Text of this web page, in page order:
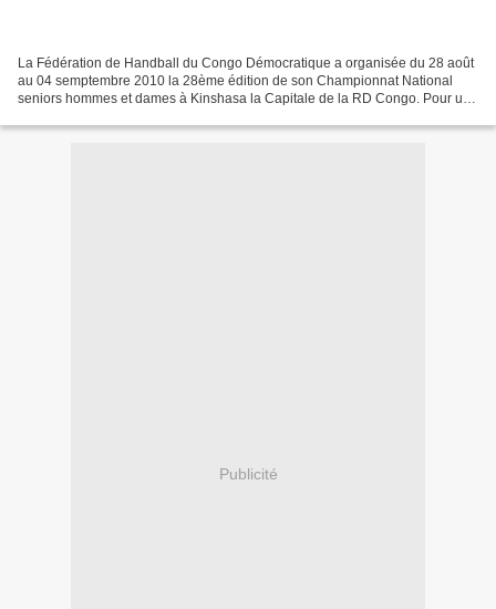
La Fédération de Handball du Congo Démocratique a organisée du 28 août
au 04 semptembre 2010 la 28ème édition de son Championnat National
seniors hommes et dames à Kinshasa la Capitale de la RD Congo. Pour une
Publicité